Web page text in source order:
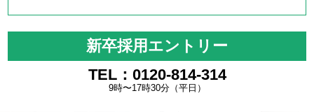
新卒採用エントリー
TEL：0120-814-314
9時〜17時30分（平日）